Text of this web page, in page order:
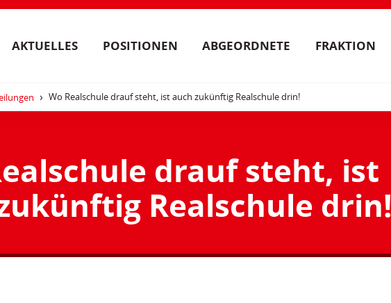
AKTUELLES POSITIONEN ABGEORDNETE FRAKTION
Wo Realschule drauf steht, ist auch zukünftig Realschule drin!
drauf steht, ist
Realschule drin!